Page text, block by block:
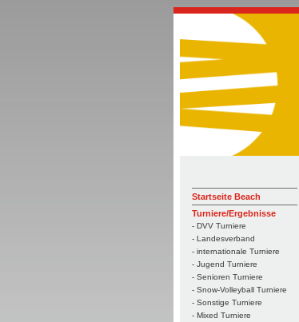
Startseite Beach
Turniere/Ergebnisse
- DVV Turniere
- Landesverband
- internationale Turniere
- Jugend Turniere
- Senioren Turniere
- Snow-Volleyball Turniere
- Sonstige Turniere
- Mixed Turniere